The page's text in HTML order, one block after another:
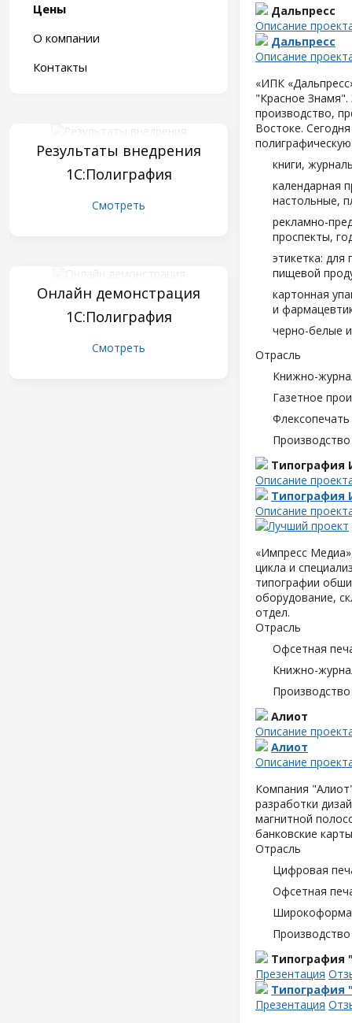
Цены
О компании
Контакты
Результаты внедрения
1С:Полиграфия
Смотреть
Онлайн демонстрация
1С:Полиграфия
Смотреть
Дальпресс
Описание
Дальпресс
Описание
«ИПК
"Красное Знамя".
производство,
Востоке.
книги,
календарная
настольные,
рекламно-
проспекты,
этикетка:
пищевой
картонная
и
черно-белые
Отрасль
Книжно-
Газетное
Типография
Описание
Типография
Описание
«Импресс
цикла и
типографии
оборудование,
отдел.
Отрасль
Офсетная
Книжно-
Алиот
Описание
Алиот
Описание
Компания
разработки
магнитной
банковские
Отрасль
Цифровая
Офсетная
Типография
Презентация
Типография
Презентация